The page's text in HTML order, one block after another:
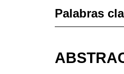
Palabras